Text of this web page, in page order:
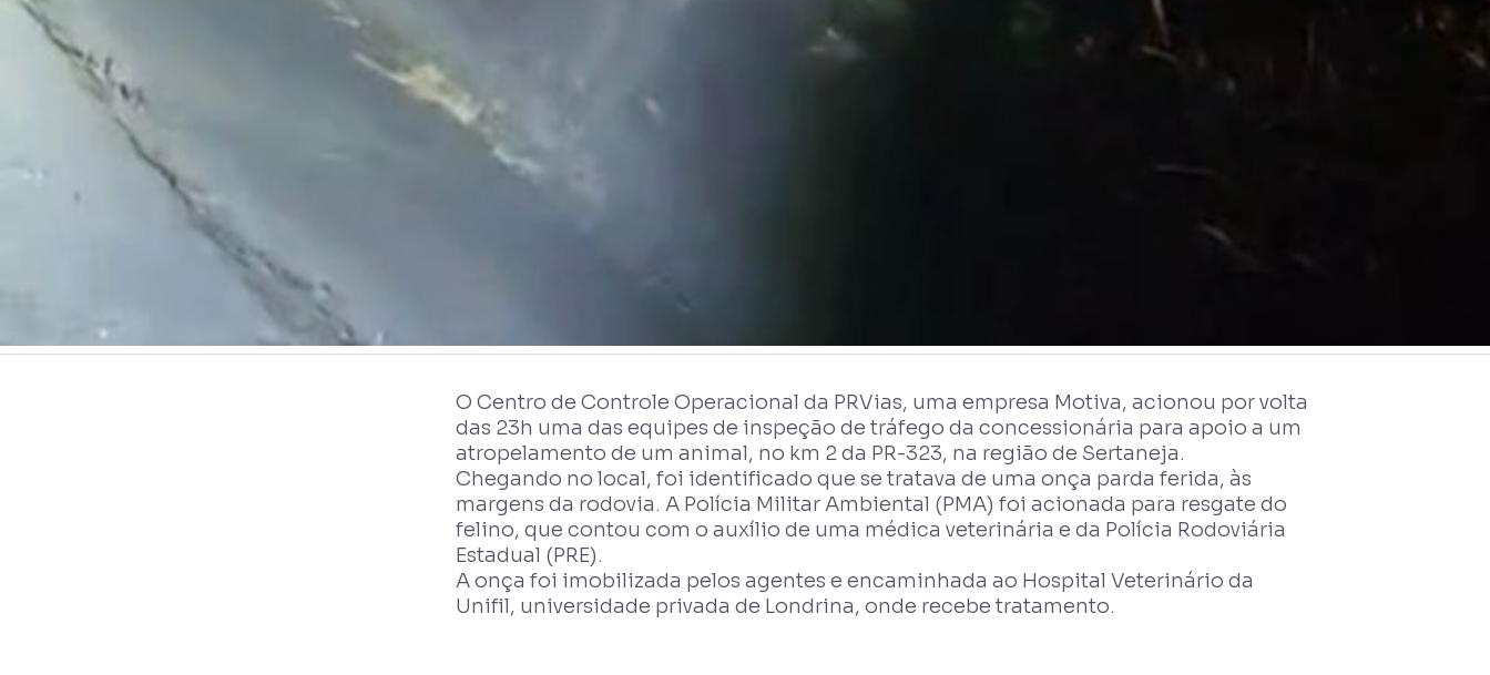
O Centro de Controle Operacional da PRVias, uma empresa Motiva, acionou por volta
das 23h uma das equipes de inspeção de tráfego da concessionária para apoio a um
atropelamento de um animal, no km 2 da PR-323, na região de Sertaneja.
Chegando no local, foi identificado que se tratava de uma onça parda ferida, às
margens da rodovia. A Polícia Militar Ambiental (PMA) foi acionada para resgate do
felino, que contou com o auxílio de uma médica veterinária e da Polícia Rodoviária
Estadual (PRE).
A onça foi imobilizada pelos agentes e encaminhada ao Hospital Veterinário da
Unifil, universidade privada de Londrina, onde recebe tratamento.